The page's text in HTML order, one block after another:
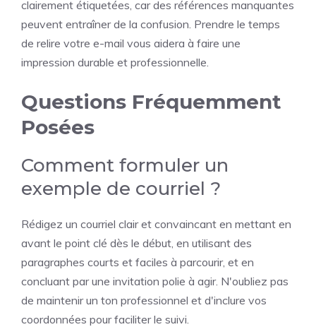
clairement étiquetées, car des références manquantes
peuvent entraîner de la confusion. Prendre le temps
de relire votre e-mail vous aidera à faire une
impression durable et professionnelle.
Questions Fréquemment
Posées
Comment formuler un
exemple de courriel ?
Rédigez un courriel clair et convaincant en mettant en
avant le point clé dès le début, en utilisant des
paragraphes courts et faciles à parcourir, et en
concluant par une invitation polie à agir. N'oubliez pas
de maintenir un ton professionnel et d'inclure vos
coordonnées pour faciliter le suivi.